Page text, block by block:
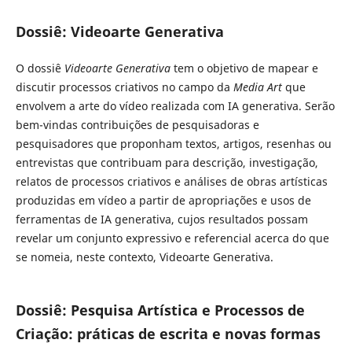
Dossiê: Videoarte Generativa
O dossiê Videoarte Generativatem o objetivo de mapear e
discutir processos criativos no campo da Media Artque
envolvem a arte do vídeo realizada com IA generativa. Serão
bem-vindas contribuições de pesquisadoras e
pesquisadores que proponham textos, artigos, resenhas ou
entrevistas que contribuam para descrição, investigação,
relatos de processos criativos e análises de obras artísticas
produzidas em vídeo a partir de apropriações e usos de
ferramentas de IA generativa, cujos resultados possam
revelar um conjunto expressivo e referencial acerca do que
se nomeia, neste contexto, Videoarte Generativa.
Dossiê: Pesquisa Artística e Processos de
Criação: práticas de escrita e novas formas